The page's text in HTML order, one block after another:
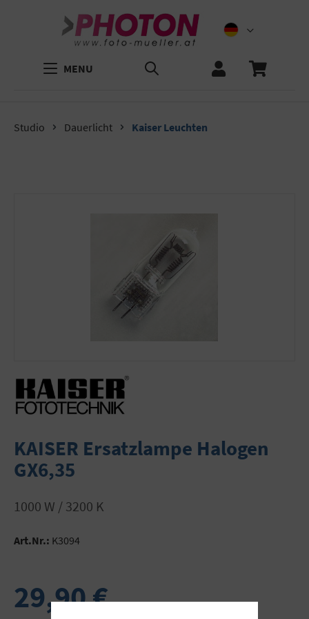
MENU
Studio Dauerlicht Kaiser Leuchten
KAISER Ersatzlampe Halogen
GX6,35
1000 W / 3200 K
Art.Nr.: K3094
29,90 €